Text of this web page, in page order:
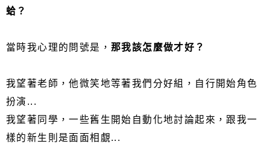
蛤？
當時我心理的問號是， 那我該怎麼做才好？
我望著老師，他微笑地等著我們分好組，自行開始角色
扮演...
我望著同學，一些舊生開始自動化地討論起來，跟我一
樣的新生則是面面相覷...